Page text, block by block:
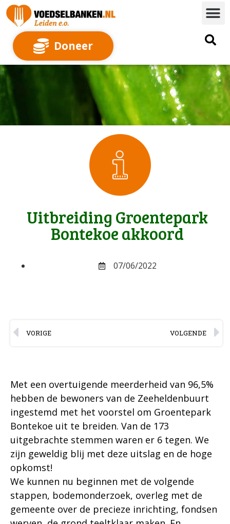
Doneer
Uitbreiding Groentepark
Bontekoe akkoord
07/06/2022
VORIGE VOLGENDE
Met een overtuigende meerderheid van 96,5%
hebben de bewoners van de Zeeheldenbuurt
ingestemd met het voorstel om Groentepark
Bontekoe uit te breiden. Van de 173
uitgebrachte stemmen waren er 6 tegen. We
zijn geweldig blij met deze uitslag en de hoge
opkomst!
We kunnen nu beginnen met de volgende
stappen, bodemonderzoek, overleg met de
gemeente over de precieze inrichting, fondsen